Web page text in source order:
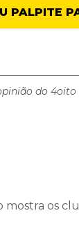
PALPITE
do 4oito
mostra os